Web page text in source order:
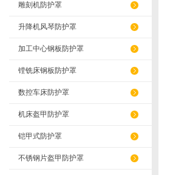
雕刻机防护罩
升降机风琴防护罩
加工中心钢板防护罩
镗铣床钢板防护罩
数控车床防护罩
机床盔甲防护罩
铠甲式防护罩
不锈钢片盔甲防护罩